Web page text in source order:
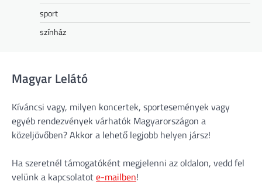
sport
színház
Magyar Lelátó
Kíváncsi vagy, milyen koncertek, sportesemények vagy
egyéb rendezvények várhatók Magyarországon a
közeljövőben? Akkor a lehető legjobb helyen jársz!
Ha szeretnél támogatóként megjelenni az oldalon, vedd fel
velünk a kapcsolatote-mailben!